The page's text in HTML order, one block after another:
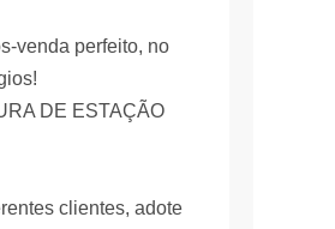
venda perfeito, no
clientes, adote